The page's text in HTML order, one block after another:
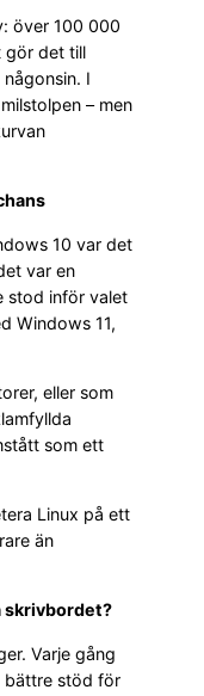
över 100 000
gör det till
I
– men
10 var det
var en
stod inför valet
Windows 11,
eller som
som ett
Linux på ett
än
skrivbordet?
Varje gång
bättre stöd för